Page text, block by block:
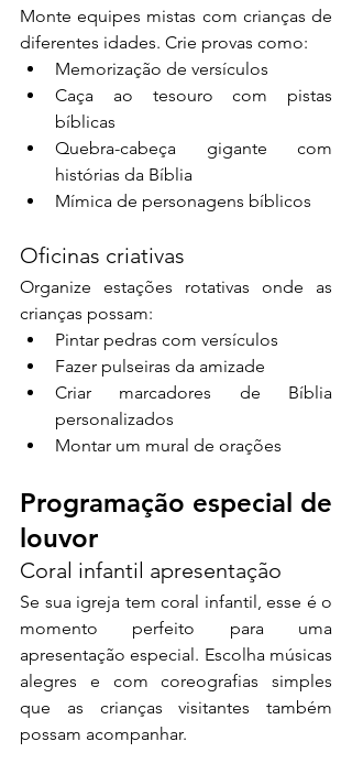
Monte equipes mistas com crianças de
diferentes idades. Crie provas como:
Memorização de versículos
Caça ao tesouro com pistas
bíblicas
Quebra-cabeça gigante com
histórias da Bíblia
Mímica de personagens bíblicos
Oficinas criativas
Organize estações rotativas onde as
crianças possam:
Pintar pedras com versículos
Fazer pulseiras da amizade
Criar marcadores de Bíblia
personalizados
Montar um mural de orações
Programação especial de
louvor
Coral infantil apresentação
Se sua igreja tem coral infantil, esse é o
momento perfeito para uma
apresentação especial. Escolha músicas
alegres e com coreografias simples
que as crianças visitantes também
possam acompanhar.